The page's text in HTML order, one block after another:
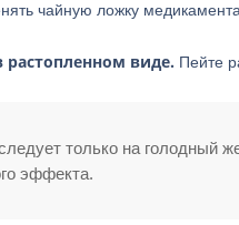
чайную ложку медикамента.
растопленном виде. Пейте
только на голодный
эффекта.